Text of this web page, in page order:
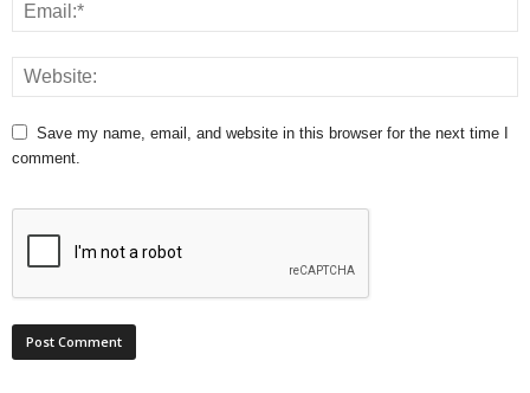
Save my name, email, and website in this browser for the next time I
comment.